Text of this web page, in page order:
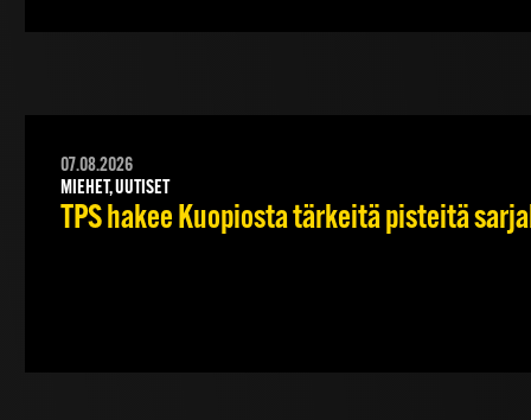
07.08.2026
MIEHET, UUTISET
TPS hakee Kuopiosta tärkeitä pisteitä